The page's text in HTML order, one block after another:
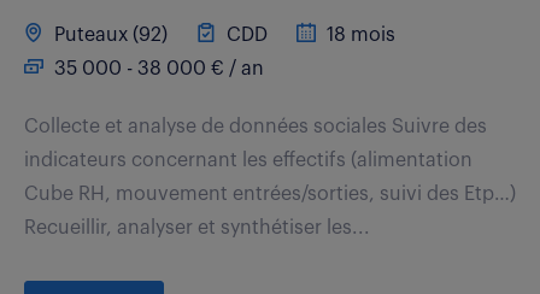
Puteaux (92) CDD
18 mois
35 000 - 38 000 € / an
Collecte et analyse de données sociales Suivre des
indicateurs concernant les effectifs (alimentation
Cube RH, mouvement entrées/sorties, suivi des Etp…)
Recueillir, analyser et synthétiser les...